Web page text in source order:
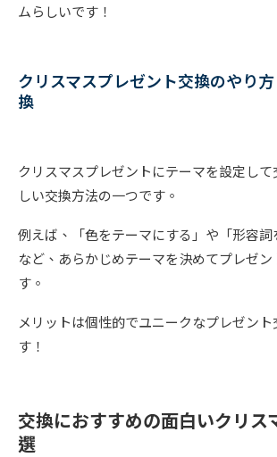
ムらしいです！
クリスマスプレゼント交換のやり
換
クリスマスプレゼントにテーマを設定し
しい交換方法の一つです。
例えば、「色をテーマにする」や「形容詞
など、あらかじめテーマを決めてプレゼン
す。
メリットは個性的でユニークなプレゼン
す！
交換におすすめの面白いクリス
選